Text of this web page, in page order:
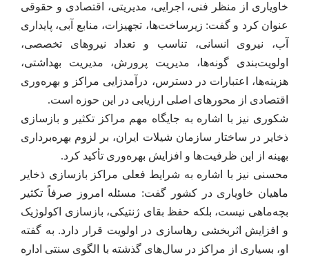
خاویاری از منظر فنی، اجرایی، مدیریتی، اقتصادی و حقوقی
عنوان کرد و گفت: زیرساخت‌ها، تجهیزات، منابع آبی، پایداری
آب، نیروی انسانی، تناسب و تعداد نیروهای تخصصی،
اولویت‌بندی گونه‌ها، مدیریت پرورش، مدیریت بهداشتی،
هزینه‌ها، اعتبارات در دسترس، درآمدزایی مراکز و بهره‌وری
اقتصادی از محورهای اصلی ارزیابی در این حوزه است.
شکوری نیز با اشاره به جایگاه مهم مراکز تکثیر و بازسازی
ذخایر در ساختار سازمان شیلات ایران، بر لزوم بهره‌برداری
بهینه از این ظرفیت‌ها و افزایش بهره‌وری تأکید کرد.
محسنی نیز با اشاره به شرایط فعلی مراکز بازسازی ذخایر
ماهیان خاویاری در کشور گفت: مسئله امروز صرفاً تکثیر
بچه‌ماهی نیست، بلکه حفظ بقای ژنتیکی، بازسازی اکولوژیک
و افزایش اثربخشی رهاسازی در اولویت قرار دارد. به گفته
او، بسیاری از مراکز در سال‌های گذشته با الگوی سنتی اداره